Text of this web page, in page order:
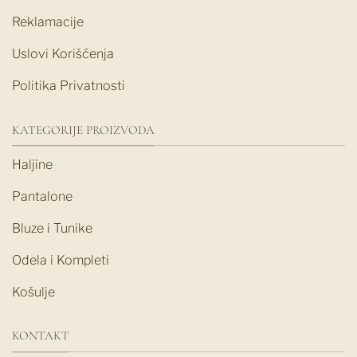
Reklamacije
Uslovi Korišćenja
Politika Privatnosti
KATEGORIJE PROIZVODA
Haljine
Pantalone
Bluze i Tunike
Odela i Kompleti
Košulje
KONTAKT